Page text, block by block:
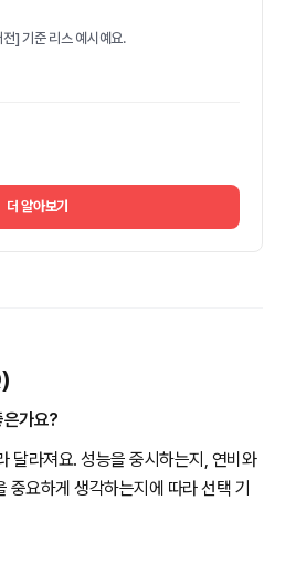
] 기준 리스 예시예요.
더 알아보기
은가요?
달라져요. 성능을 중시하는지, 연비와
중요하게 생각하는지에 따라 선택 기